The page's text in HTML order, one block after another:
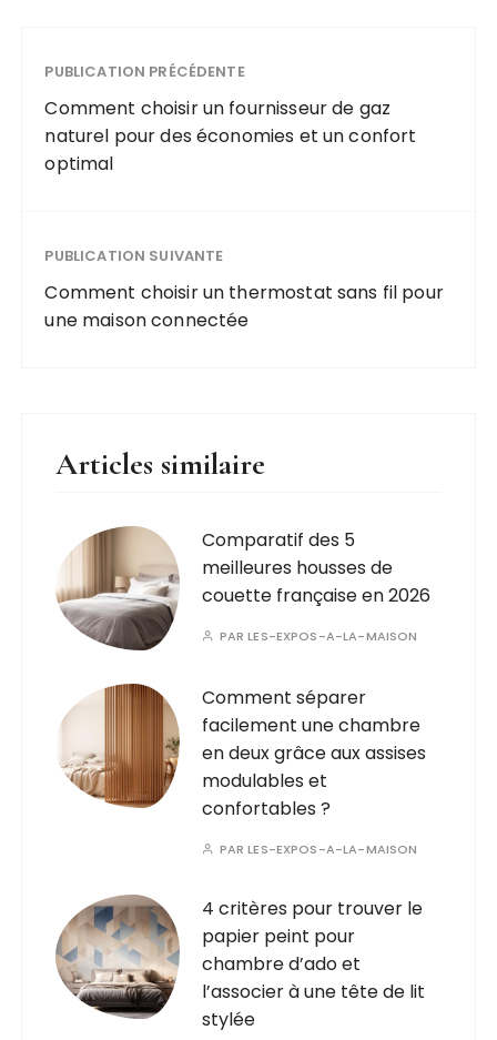
PUBLICATION PRÉCÉDENTE
Comment choisir un fournisseur de gaz
naturel pour des économies et un confort
optimal
PUBLICATION SUIVANTE
Comment choisir un thermostat sans fil pour
une maison connectée
Articles similaire
Comparatif des 5
meilleures housses de
couette française en 2026
PARLES-EXPOS-A-LA-MAISON
Comment séparer
facilement une chambre
en deux grâce aux assises
modulables et
confortables ?
PARLES-EXPOS-A-LA-MAISON
4 critères pour trouver le
papier peint pour
chambre d’ado et
l’associer à une tête de lit
stylée